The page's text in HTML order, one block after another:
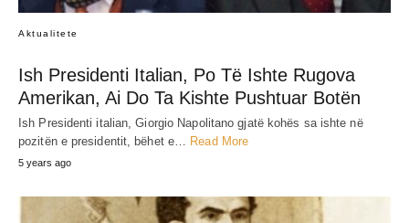
Aktualitete
Ish Presidenti Italian, Po Të Ishte Rugova
Amerikan, Ai Do Ta Kishte Pushtuar Botën
Ish Presidenti italian, Giorgio Napolitano gjatë kohës sa ishte në
pozitën e presidentit, bëhet e… Read More
5 years ago